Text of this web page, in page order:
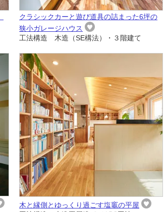
クラシックカーと遊び道具の詰まった6坪の
狭小ガレージハウス
工法構造 木造（SE構法）・３階建て
木と縁側とゆっくり過ごす塩竈の平屋